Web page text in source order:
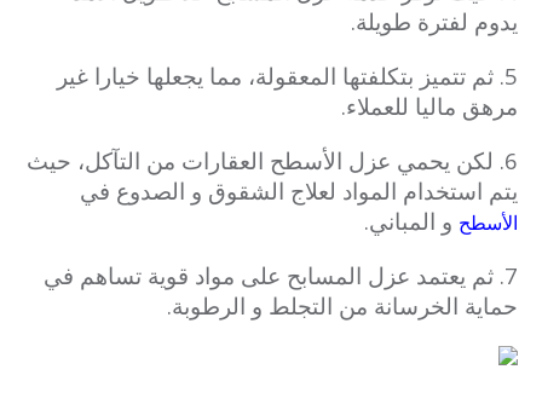
يدوم لفترة طويلة.
5. ثم تتميز بتكلفتها المعقولة، مما يجعلها خيارا غير
مرهق ماليا للعملاء.
6. لكن يحمي عزل الأسطح العقارات من التآكل، حيث
يتم استخدام المواد لعلاج الشقوق و الصدوع في
الأسطح و المباني.
7. ثم يعتمد عزل المسابح على مواد قوية تساهم في
حماية الخرسانة من التجلط و الرطوبة.